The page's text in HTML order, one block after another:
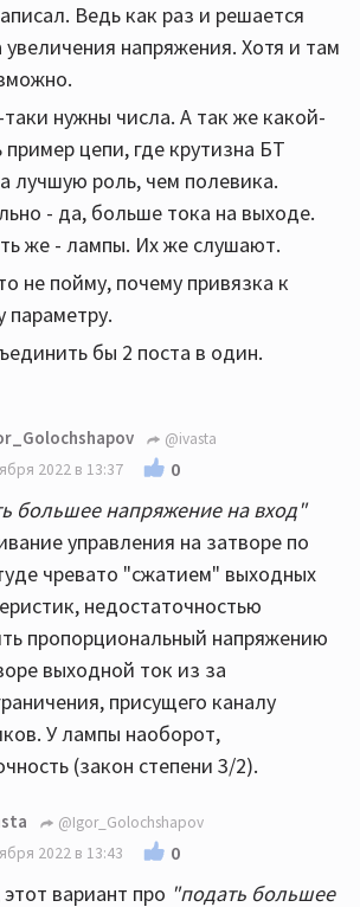
Ведь как раз и решается
увеличения напряжения. Хотя и там
нужны числа. А так же какой-
пример цепи, где крутизна БТ
лучшую роль, чем полевика.
- да, больше тока на выходе.
же - лампы. Их же слушают.
не пойму, почему привязка к
параметру.
бы 2 поста в один.
@ivasta
2022 в 13:37
0
большее напряжение на вход"
управления на затворе по
чревато "сжатием" выходных
недостаточностью
пропорциональный напряжению
выходной ток из за
присущего каналу
У лампы наоборот,
(закон степени 3/2).
@Igor_Golochshapov
2022 в 13:43
0
вариант про "подать большее